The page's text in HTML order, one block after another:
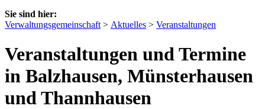
Sie sind hier:
Verwaltungsgemeinschaft > Aktuelles > Veranstaltungen
Veranstaltungen und Termine
in Balzhausen, Münsterhausen
und Thannhausen